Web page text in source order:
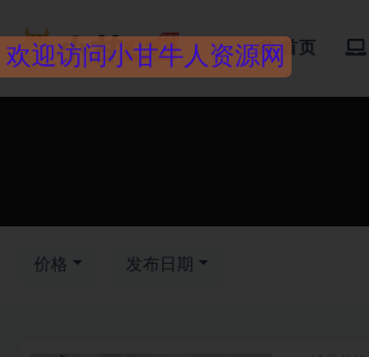
首页
价格 发布日期
欢迎访问小甘牛人资源网